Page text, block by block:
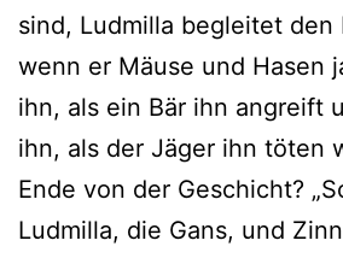
sind, Ludmilla beglei­tet den
wenn er Mäuse und Hasen
ihn, als ein Bär ihn angreift
ihn, als der Jäger ihn töten
Ende von der Geschicht?
Ludmilla, die Gans, und